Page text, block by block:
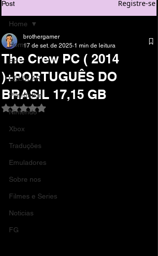
Post Registre-se
Home
Pc
CELULAR
Playstation
Nintendo
Xbox
Traduções
Emuladores
Sobre nos
Filmes e Series
Noticias
FG
Home
The Crew PC ( 2014
)+PORTUGUÊS DO
BRASIL 17,15 GB
brothergamer
17 de set. de 2025 1 min de leitura
Avaliado com NaN de 5 estrelas.